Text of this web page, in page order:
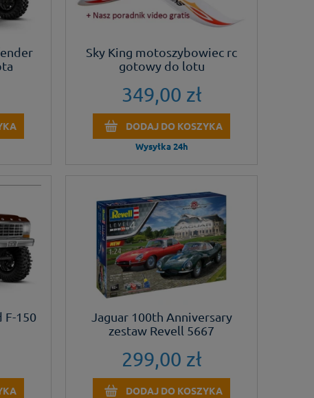
Sky King motoszybowiec rc
gotowy do lotu
349,00 zł
DODAJ DO KOSZYKA
Wysyłka 24h
F-150
Jaguar 100th Anniversary
zestaw Revell 5667
299,00 zł
DODAJ DO KOSZYKA